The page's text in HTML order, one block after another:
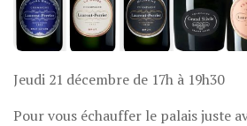
Jeudi 21 décembre de 17h à 19h30
Pour vous échauffer le palais juste